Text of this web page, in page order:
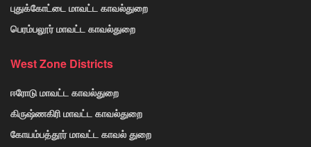
புதுக்கோட்டை மாவட்ட காவல்துறை
பெரம்பலூர் மாவட்ட காவல்துறை
West Zone Districts
ஈரோடு மாவட்ட காவல்துறை
கிருஷ்ணகிரி மாவட்ட காவல்துறை
கோயம்பத்தூர் மாவட்ட காவல் துறை